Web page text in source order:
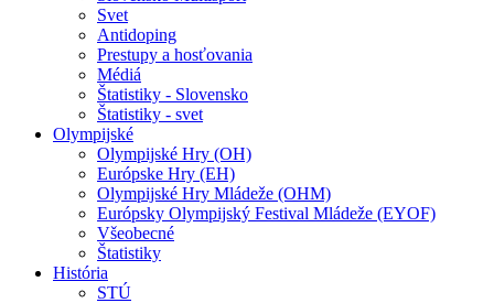
Svet
Antidoping
Prestupy a hosťovania
Médiá
Štatistiky - Slovensko
Štatistiky - svet
Olympijské
Olympijské Hry (OH)
Európske Hry (EH)
Olympijské Hry Mládeže (OHM)
Európsky Olympijský Festival Mládeže (EYOF)
Všeobecné
Štatistiky
História
STÚ